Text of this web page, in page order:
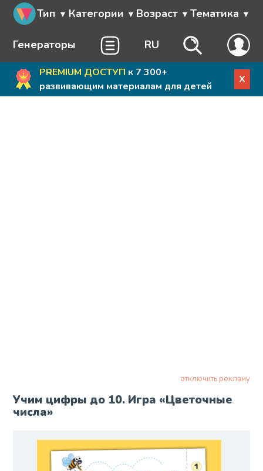
Тип Категории Возраст Тематика
Генераторы RU
PREMIUM ДОСТУП к 7 300+
развивающим материалам для детей
X
отключить рекламу
Учим цифры до 10. Игра «Цветочные
числа»